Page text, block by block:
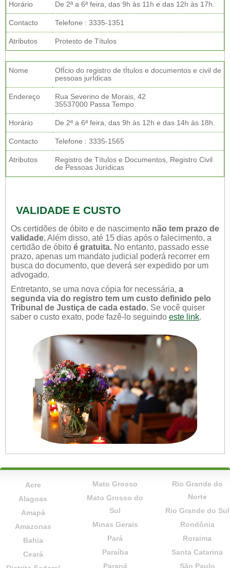
Horário De 2ª a 6ª feira, das 9h às 11h e das 12h às 17h.
Contacto Telefone : 3335-1351
Atributos Protesto de Títulos
Nome
OfÍcio do registro de tÍtulos e documentos e civil de
pessoas jurÍdicas
Endereço
Rua Severino de Morais, 42
35537000 Passa Tempo
Horário De 2ª a 6ª feira, das 9h às 12h e das 14h às 18h.
Contacto Telefone : 3335-1565
Atributos
Registro de Títulos e Documentos, Registro Civil
de Pessoas Jurídicas
VALIDADE E CUSTO
Os certidões de óbito e de nascimento não tem prazo de
validade.Além disso, até 15 dias após o falecimento, a
certidão de óbito é gratuita. No entanto, passado esse
prazo, apenas um mandato judicial poderá recorrer em
busca do documento, que deverá ser expedido por um
advogado.
Entretanto, se uma nova cópia for necessária, a
segunda via do registro tem um custo definido pelo
Tribunal de Justiça de cada estado. Se você quiser
saber o custo exato, pode fazê-lo seguindo este link.
Acre
Alagoas
Amapá
Amazonas
Bahia
Ceará
Mato Grosso
Mato Grosso do
Sul
Minas Gerais
Pará
Paraíba
Paraná
Rio Grande do
Norte
Rio Grande do Sul
Rondônia
Roraima
Santa Catarina
São Paulo